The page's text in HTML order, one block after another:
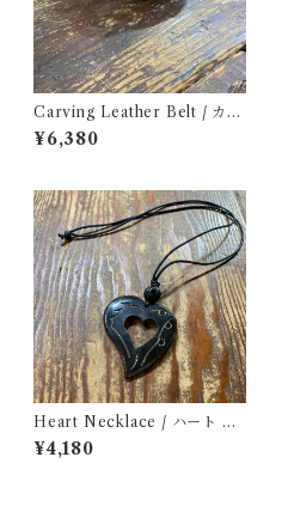
Carving Leather Belt / カー
ビング レザー ベルト
¥6,380
Heart Necklace / ハート ネ
ックレス
¥4,180